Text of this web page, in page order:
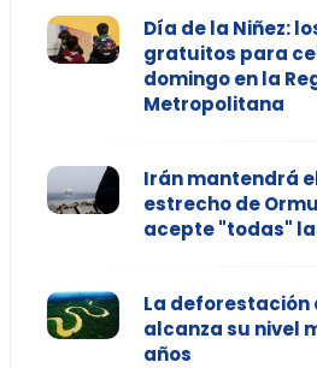
Día de la Niñez:
gratuitos para
domingo en la
Metropolitana
Irán mantendrá
estrecho de
acepte "todas"
La deforestación
alcanza su nivel
años